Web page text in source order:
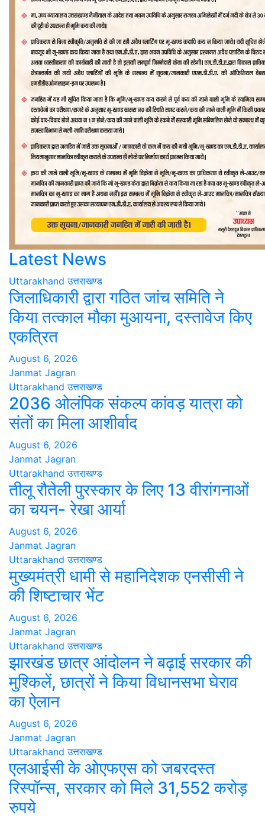
Latest News
Uttarakhand उत्तराखण्ड
जिलाधिकारी द्वारा गठित जांच समिति ने
किया तत्काल मौका मुआयना, दस्तावेज किए
एकत्रित
August 6, 2026
Janmat Jagran
Uttarakhand उत्तराखण्ड
2036 ओलंपिक संकल्प कांवड़ यात्रा को
संतों का मिला आशीर्वाद
August 6, 2026
Janmat Jagran
Uttarakhand उत्तराखण्ड
तीलू रौतेली पुरस्कार के लिए 13 वीरांगनाओं
का चयन- रेखा आर्या
August 6, 2026
Janmat Jagran
Uttarakhand उत्तराखण्ड
मुख्यमंत्री धामी से महानिदेशक एनसीसी ने
की शिष्टाचार भेंट
August 6, 2026
Janmat Jagran
Uttarakhand उत्तराखण्ड
झारखंड छात्र आंदोलन ने बढ़ाई सरकार की
मुश्किलें, छात्रों ने किया विधानसभा घेराव
का ऐलान
August 6, 2026
Janmat Jagran
Uttarakhand उत्तराखण्ड
एलआईसी के ओएफएस को जबरदस्त
रिस्पॉन्स, सरकार को मिले 31,552 करोड़
रुपये